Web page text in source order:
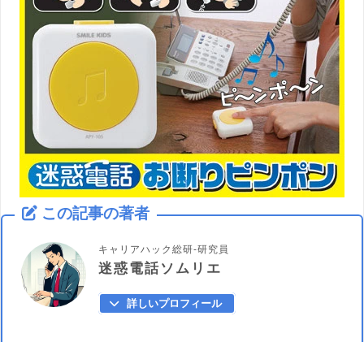
この記事の著者
キャリアハック総研-研究員
迷惑電話ソムリエ
詳しいプロフィール